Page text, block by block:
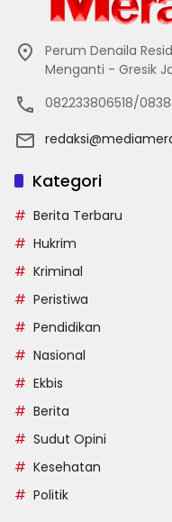
Perum Denaila
Menganti - Gresik
082233806518/
Kategori
Berita Terbaru
Hukrim
Kriminal
Peristiwa
Pendidikan
Nasional
Ekbis
Berita
Sudut Opini
Kesehatan
Politik